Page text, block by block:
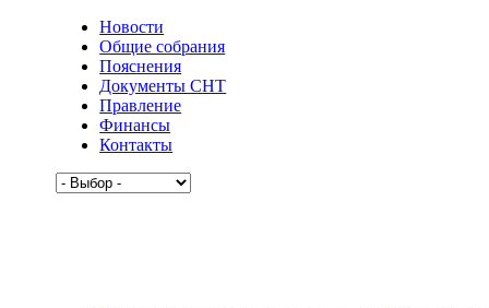
Новости
Общие собрания
Пояснения
Документы СНТ
Правление
Финансы
Контакты